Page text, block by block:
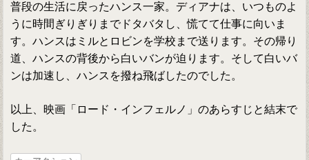
普段の生活に戻ったハンス一家。ディアナは、いつものよ
うに時間ぎりぎりまでドタバタし、慌てて仕事に向いま
す。ハンスはミルとロビンを学校まで送ります。その帰り
道、ハンスの背後から白いバンが迫ります。そして白いバ
ンは加速し、ハンスを撥ね飛ばしたのでした。
以上、映画「ロード・インフェルノ」のあらすじと結末で
した。